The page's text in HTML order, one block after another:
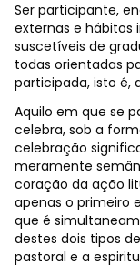
Ser participante,
externas e hábitos
suscetíveis de
todas orientadas
participada, isto é,
Aquilo em que se
celebra, sob a
celebração
meramente
coração da ação
apenas o primeiro
que é
destes dois tipos
pastoral e a